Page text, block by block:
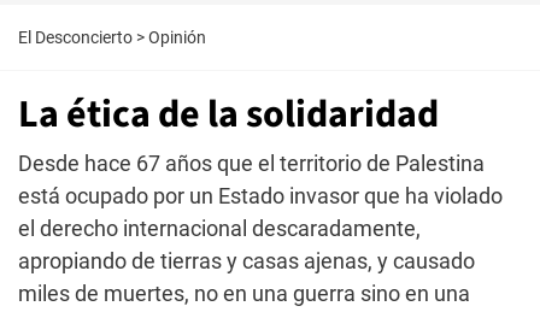
El Desconcierto >Opinión
La ética de la solidaridad
Desde hace 67 años que el territorio de Palestina
está ocupado por un Estado invasor que ha violado
el derecho internacional descaradamente,
apropiando de tierras y casas ajenas, y causado
miles de muertes, no en una guerra sino en una